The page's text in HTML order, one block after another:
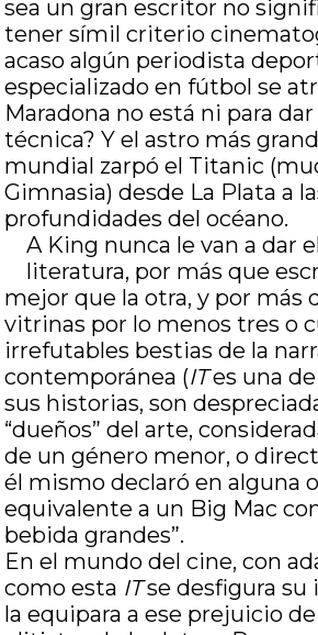
sea un gran escritor no
tener símil criterio
acaso algún periodista
especializado en fútbol se
Maradona no está ni para
técnica? Y el astro más
mundial zarpó el Titanic
Gimnasia) desde La Plata a
profundidades del océano.
A King nunca le van a dar
literatura, por más que
mejor que la otra, y por más
vitrinas por lo menos tres o
irrefutables bestias de la
contemporánea (ITes una de
sus historias, son
“dueños” del arte,
de un género menor, o
él mismo declaró en alguna
equivalente a un Big Mac
bebida grandes”.
En el mundo del cine, con
como esta ITse desfigura su
la equipara a ese prejuicio